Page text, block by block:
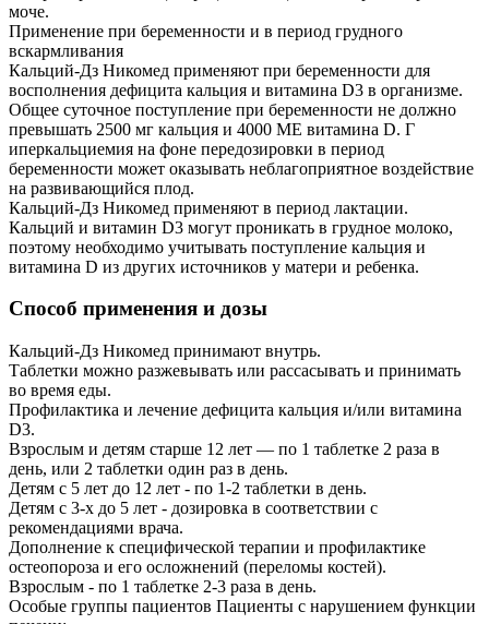
моче.
Применение при беременности и в период грудного
вскармливания
Кальций-Дз Никомед применяют при беременности для
восполнения дефицита кальция и витамина D3 в организме.
Общее суточное поступление при беременности не должно
превышать 2500 мг кальция и 4000 ME витамина D. Г
иперкальциемия на фоне передозировки в период
беременности может оказывать неблагоприятное воздействие
на развивающийся плод.
Кальций-Дз Никомед применяют в период лактации.
Кальций и витамин D3 могут проникать в грудное молоко,
поэтому необходимо учитывать поступление кальция и
витамина D из других источников у матери и ребенка.
Способ применения и дозы
Кальций-Дз Никомед принимают внутрь.
Таблетки можно разжевывать или рассасывать и принимать
во время еды.
Профилактика и лечение дефицита кальция и/или витамина
D3.
Взрослым и детям старше 12 лет — по 1 таблетке 2 раза в
день, или 2 таблетки один раз в день.
Детям с 5 лет до 12 лет - по 1-2 таблетки в день.
Детям с 3-х до 5 лет - дозировка в соответствии с
рекомендациями врача.
Дополнение к специфической терапии и профилактике
остеопороза и его осложнений (переломы костей).
Взрослым - по 1 таблетке 2-3 раза в день.
Особые группы пациентов Пациенты с нарушением функции